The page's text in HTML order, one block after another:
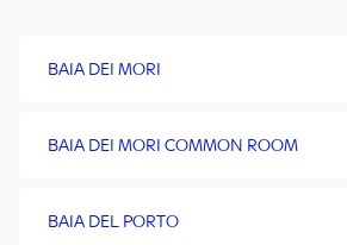
BAIA DEI MORI
BAIA DEI MORI COMMON ROOM
BAIA DEL PORTO